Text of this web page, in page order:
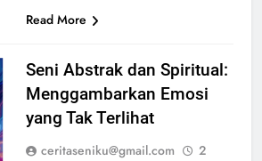
Read More
Seni Abstrak dan Spiritual:
Menggambarkan Emosi
yang Tak Terlihat
ceritaseniku@gmail.com
2